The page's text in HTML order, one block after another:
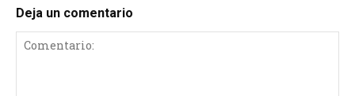
Deja un comentario